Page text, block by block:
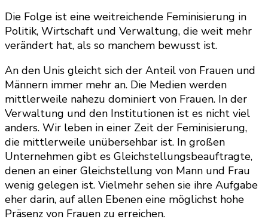
Die Folge ist eine weitreichende Feminisierung in
Politik, Wirtschaft und Verwaltung, die weit mehr
verändert hat, als so manchem bewusst ist.
An den Unis gleicht sich der Anteil von Frauen und
Männern immer mehr an. Die Medien werden
mittlerweile nahezu dominiert von Frauen. In der
Verwaltung und den Institutionen ist es nicht viel
anders. Wir leben in einer Zeit der Feminisierung,
die mittlerweile unübersehbar ist. In großen
Unternehmen gibt es Gleichstellungsbeauftragte,
denen an einer Gleichstellung von Mann und Frau
wenig gelegen ist. Vielmehr sehen sie ihre Aufgabe
eher darin, auf allen Ebenen eine möglichst hohe
Präsenz von Frauen zu erreichen.